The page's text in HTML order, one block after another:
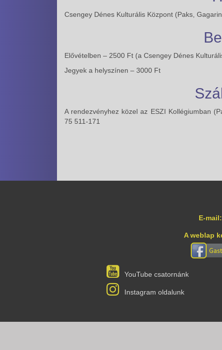
Csengey Dénes Kulturális Központ (Paks,
Elővételben – 2500 Ft (a Csengey Dénes
Jegyek a helyszínen – 3000 Ft
A rendezvényhez közel az ESZI Kollégiumban
75 511-171
E-mail:
A weblap
YouTube csatornánk
Instagram oldalunk